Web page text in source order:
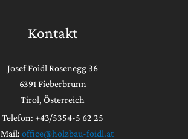
Kontakt
Josef Foidl Rosenegg 36
6391 Fieberbrunn
Tirol, Österreich
Telefon: +43/5354-5 62 25
office@holzbau-foidl.at